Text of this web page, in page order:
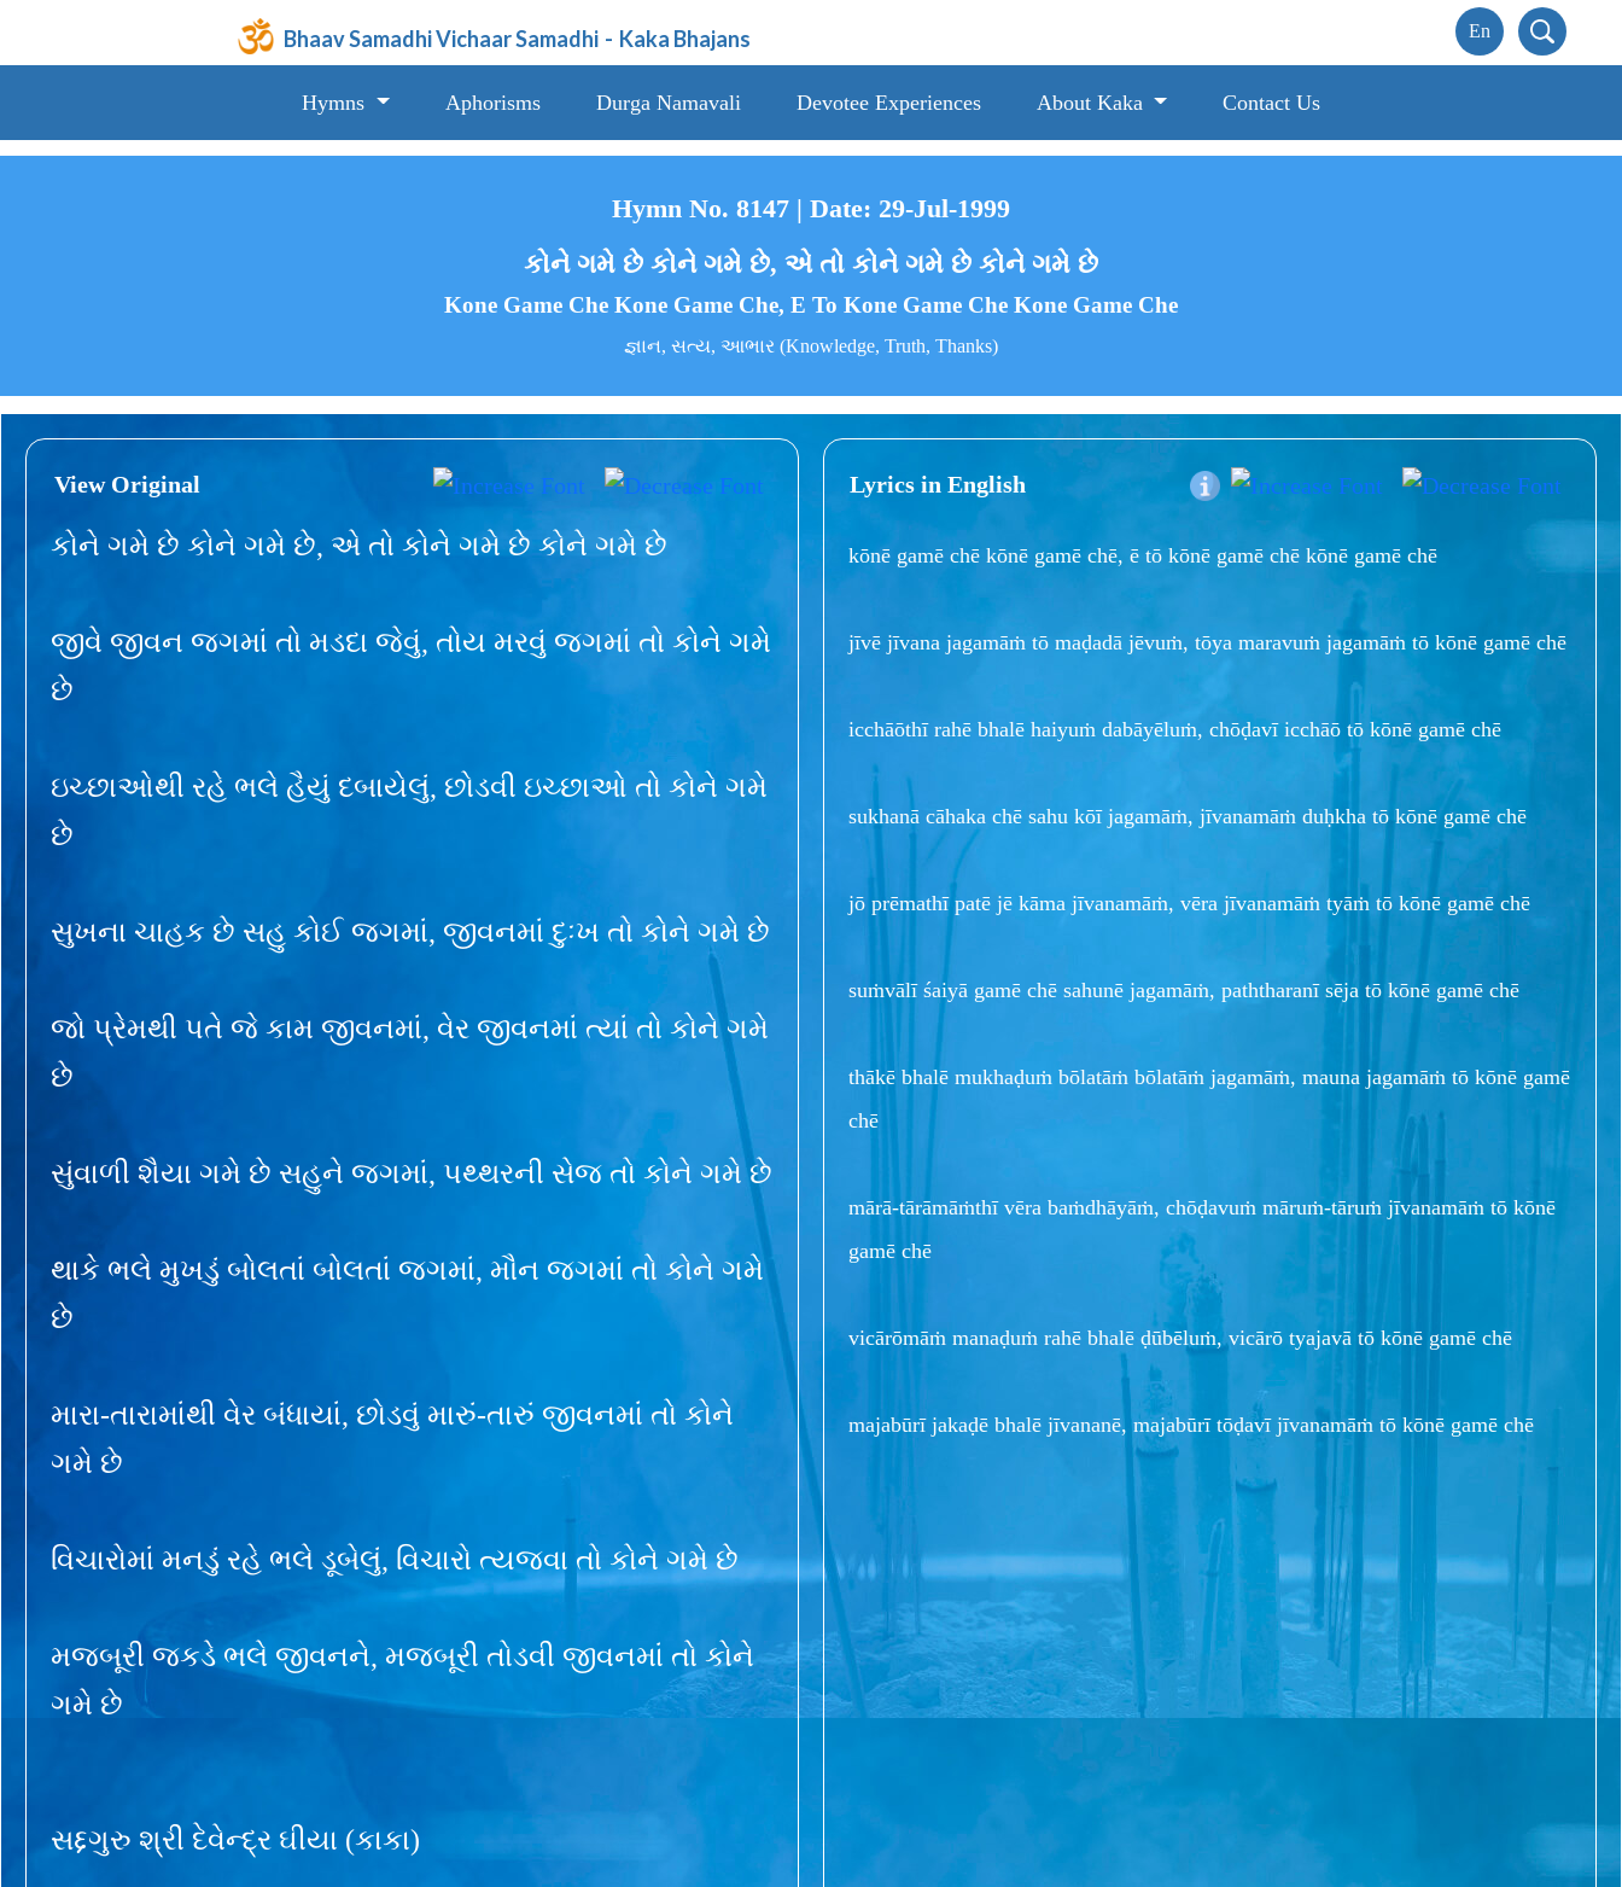
Bhaav Samadhi Vichaar Samadhi - Kaka Bhajans
Hymns Aphorisms Durga Namavali Devotee Experiences About Kaka Contact Us
Hymn No. 8147 | Date: 29-Jul-1999
કોને ગમે છે કોને ગમે છે, એ તો કોને ગમે છે કોને ગમે છે
Kone Game Che Kone Game Che, E To Kone Game Che Kone Game Che
જ્ઞાન, સત્ય, આભાર (Knowledge, Truth, Thanks)
View Original
કોને ગમે છે કોને ગમે છે, એ તો કોને ગમે છે કોને ગમે છે
જીવે જીવન જગમાં તો મડદા જેવું, તોય મરવું જગમાં તો કોને ગમે
છે
ઇચ્છાઓથી રહે ભલે હૈયું દબાયેલું, છોડવી ઇચ્છાઓ તો કોને ગમે
છે
સુખના ચાહક છે સહુ કોઈ જગમાં, જીવનમાં દુઃખ તો કોને ગમે છે
જો પ્રેમથી પતે જે કામ જીવનમાં, વેર જીવનમાં ત્યાં તો કોને ગમે
છે
સુંવાળી શૈયા ગમે છે સહુને જગમાં, પથ્થરની સેજ તો કોને ગમે છે
થાકે ભલે મુખડું બોલતાં બોલતાં જગમાં, મૌન જગમાં તો કોને ગમે
છે
મારા-તારામાંથી વેર બંધાયાં, છોડવું મારું-તારું જીવનમાં તો કોને
ગમે છે
વિચારોમાં મનડું રહે ભલે ડૂબેલું, વિચારો ત્યજવા તો કોને ગમે છે
મજબૂરી જકડે ભલે જીવનને, મજબૂરી તોડવી જીવનમાં તો કોને
ગમે છે
સદ્દગુરુ શ્રી દેવેન્દ્ર ઘીયા (કાકા)
Lyrics in English
kōnē gamē chē kōnē gamē chē, ē tō kōnē gamē chē kōnē gamē chē
jīvē jīvana jagamāṁ tō maḍadā jēvuṁ, tōya maravuṁ jagamāṁ tō kōnē gamē chē
icchāōthī rahē bhalē haiyuṁ dabāyēluṁ, chōḍavī icchāō tō kōnē gamē chē
sukhanā cāhaka chē sahu kōī jagamāṁ, jīvanamāṁ duḥkha tō kōnē gamē chē
jō prēmathī patē jē kāma jīvanamāṁ, vēra jīvanamāṁ tyāṁ tō kōnē gamē chē
suṁvālī śaiyā gamē chē sahunē jagamāṁ, paththaranī sēja tō kōnē gamē chē
thākē bhalē mukhaḍuṁ bōlatāṁ bōlatāṁ jagamāṁ, mauna jagamāṁ tō kōnē gamē
chē
mārā-tārāmāṁthī vēra baṁdhāyāṁ, chōḍavuṁ māruṁ-tāruṁ jīvanamāṁ tō kōnē
gamē chē
vicārōmāṁ manaḍuṁ rahē bhalē ḍūbēluṁ, vicārō tyajavā tō kōnē gamē chē
majabūrī jakaḍē bhalē jīvananē, majabūrī tōḍavī jīvanamāṁ tō kōnē gamē chē